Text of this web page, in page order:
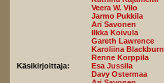
Veera W. Vilo
Jarmo Pukkila
Ari Savonen
Ilkka Koivula
Gareth Lawrence
Karoliina Blackburn
Renne Korppila
Käsikirjoittaja:
Esa Jussila
Davy Ostermaa